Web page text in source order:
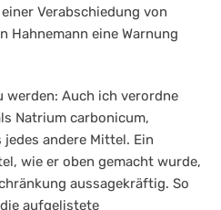
Verabschiedung von
Hahnemann eine Warnung
werden: Auch ich verordne
Natrium carbonicum,
andere Mittel. Ein
wie er oben gemacht wurde,
aussagekräftig. So
aufgelistete